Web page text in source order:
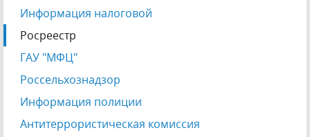
Информация налоговой
Росреестр
ГАУ "МФЦ"
Россельхознадзор
Информация полиции
Антитеррористическая комиссия